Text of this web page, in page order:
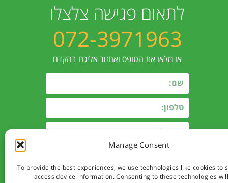
Manage Consent
To provide the best experiences, we use technologies like cookies to
access device information. Consenting to these technologies
לתאום פגישה צלצלו
072-3971963
או מלאו את הטופס ואחזור אליכם בהקדם